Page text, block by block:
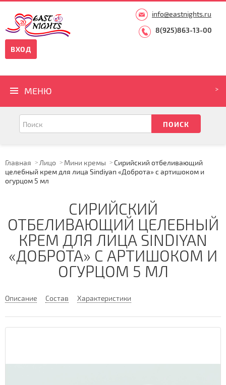
info@eastnights.ru
8(925)863-13-00
ВХОД
МЕНЮ
Главная Лицо Мини кремы
Сирийский отбеливающий
целебный крем для лица Sindiyan «Доброта» с артишоком и
огурцом 5 мл
СИРИЙСКИЙ
ОТБЕЛИВАЮЩИЙ ЦЕЛЕБНЫЙ
КРЕМ ДЛЯ ЛИЦА SINDIYAN
«ДОБРОТА» С АРТИШОКОМ И
ОГУРЦОМ 5 МЛ
Описание Состав Характеристики